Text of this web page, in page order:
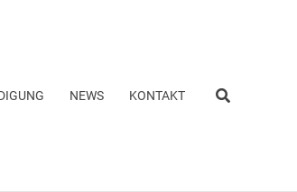
NEWS KONTAKT Suchen